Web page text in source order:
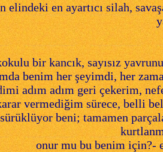
elindeki en ayartıcı silah,
bir kancık, sayısız
benim her şeyimdi, her
adım adım geri çekerim,
vermediğim sürece, belli
beni; tamamen
onur mu bu benim için?-